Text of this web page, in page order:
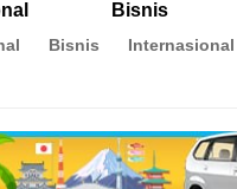
Bisnis
Bisnis Internasional